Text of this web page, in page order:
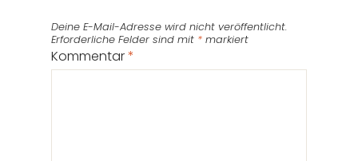
Deine E-Mail-Adresse wird nicht veröffentlicht.
Erforderliche Felder sind mit * markiert
Kommentar*